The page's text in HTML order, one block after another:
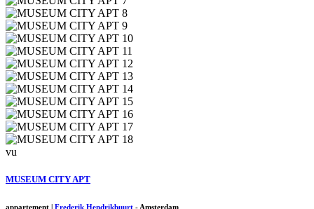
vu
MUSEUM CITY APT
appartement | Frederik Hendrikbuurt - Amsterdam